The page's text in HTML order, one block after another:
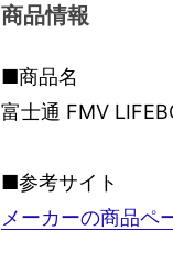
商品情報
■商品名
富士通 FMV
■参考サイト
メーカーの商品ペ